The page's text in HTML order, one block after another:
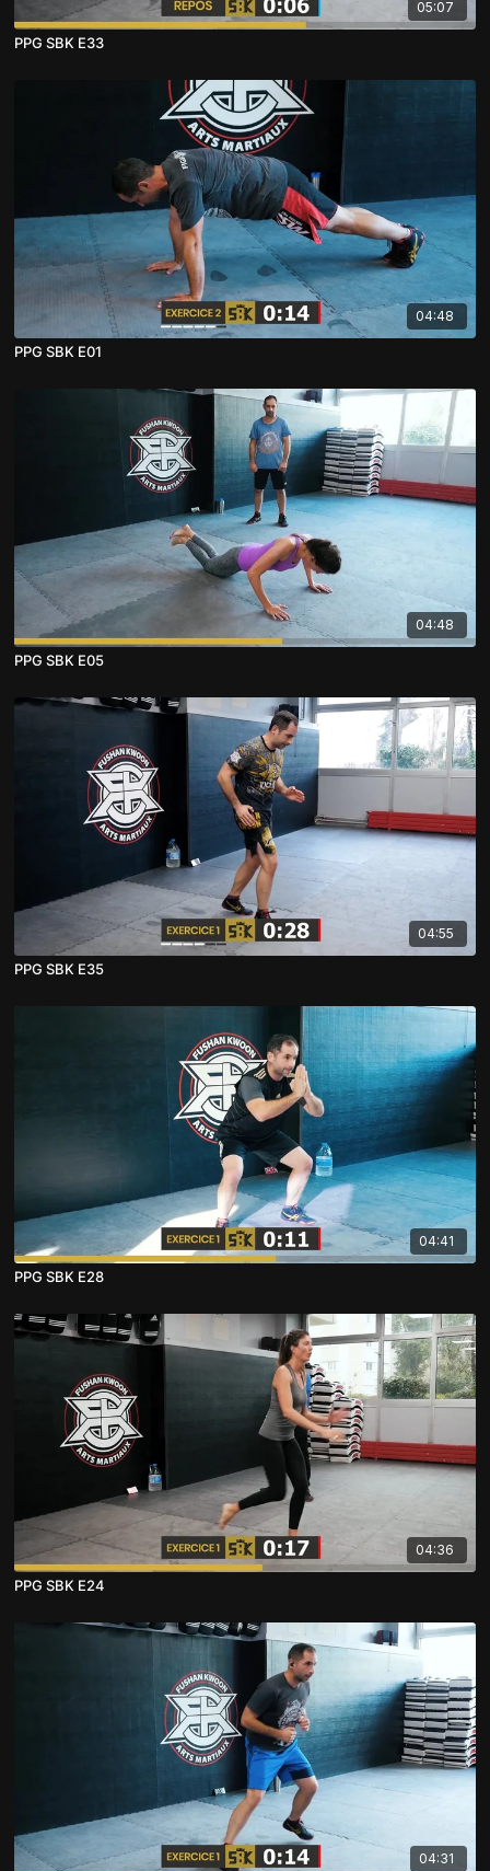
05:07
PPG SBK E33
04:48
PPG SBK E01
04:48
PPG SBK E05
04:55
PPG SBK E35
04:41
PPG SBK E28
04:36
PPG SBK E24
04:31